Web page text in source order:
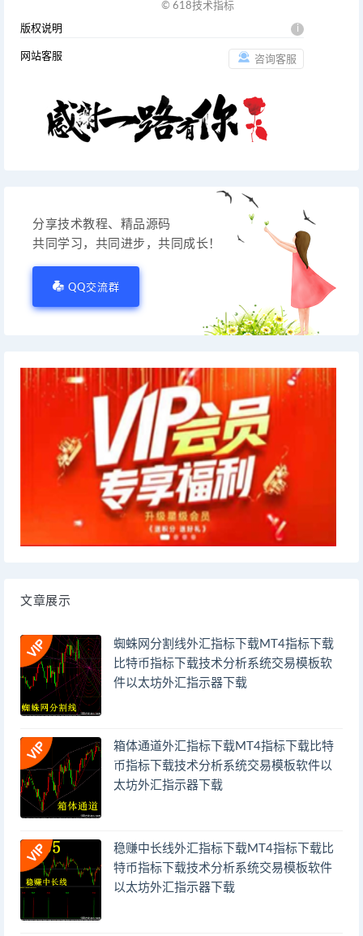
© 618技术指标
版权说明 i
网站客服 咨询客服
分享技术教程、精品源码
共同学习，共同进步，共同成长！
QQ交流群
文章展示
蜘蛛网分割线外汇指标下载MT4指标下载
比特币指标下载技术分析系统交易模板软
件以太坊外汇指示器下载
箱体通道外汇指标下载MT4指标下载比特
币指标下载技术分析系统交易模板软件以
太坊外汇指示器下载
稳赚中长线外汇指标下载MT4指标下载比
特币指标下载技术分析系统交易模板软件
以太坊外汇指示器下载